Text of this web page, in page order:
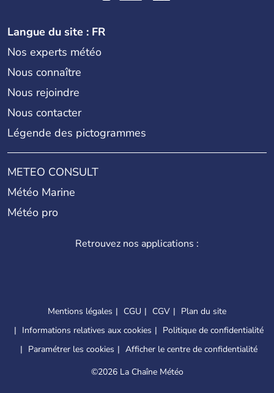
Langue du site : FR
Nos experts météo
Nous connaître
Nous rejoindre
Nous contacter
Légende des pictogrammes
METEO CONSULT
Météo Marine
Météo pro
Retrouvez nos applications :
Mentions légales CGU CGV
Plan du site
Informations relatives aux cookies
Politique de confidentialité
Paramétrer les cookies
Afficher le centre de confidentialité
©2026 La Chaîne Météo